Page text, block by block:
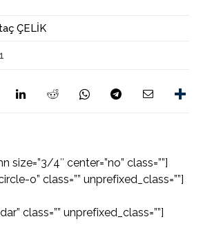
ÇELİK
size=”3/4″ center=”no” class=””]
o” class=”” unprefixed_class=””]
class=”” unprefixed_class=””]